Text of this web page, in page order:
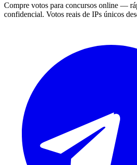
Compre votos para concursos online —
confidencial. Votos reais de IPs únicos